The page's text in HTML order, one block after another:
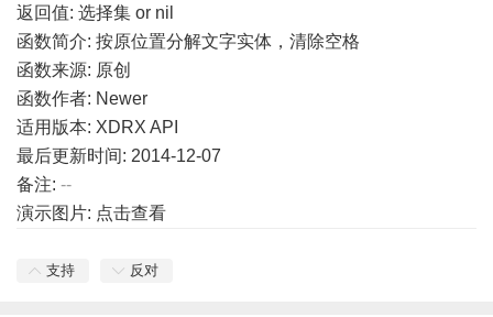
返回值: 选择集 or nil
函数简介: 按原位置分解文字实体，清除空格
函数来源: 原创
函数作者: Newer
适用版本: XDRX API
最后更新时间: 2014-12-07
备注: --
演示图片: 点击查看
支持 反对